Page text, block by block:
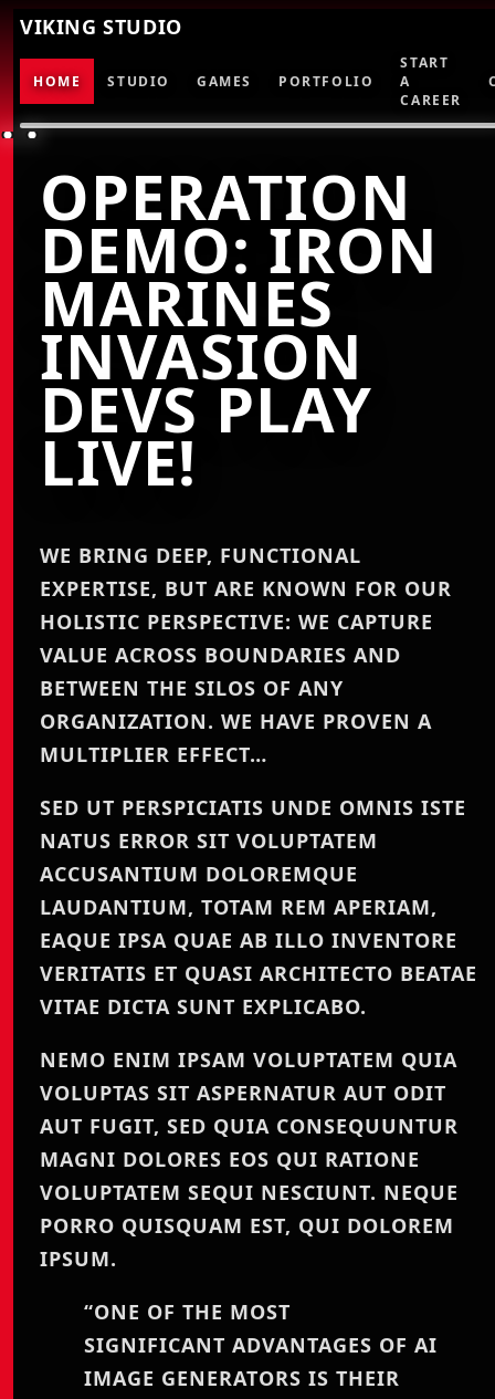
VIKING STUDIO
HOME STUDIO GAMES PORTFOLIO
START
A
CAREER
OPERATION
DEMO: IRON
MARINES
INVASION
DEVS PLAY
LIVE!
WE BRING DEEP, FUNCTIONAL
EXPERTISE, BUT ARE KNOWN FOR OUR
HOLISTIC PERSPECTIVE: WE CAPTURE
VALUE ACROSS BOUNDARIES AND
BETWEEN THE SILOS OF ANY
ORGANIZATION. WE HAVE PROVEN A
MULTIPLIER EFFECT…
SED UT PERSPICIATIS UNDE OMNIS ISTE
NATUS ERROR SIT VOLUPTATEM
ACCUSANTIUM DOLOREMQUE
LAUDANTIUM, TOTAM REM APERIAM,
EAQUE IPSA QUAE AB ILLO INVENTORE
VERITATIS ET QUASI ARCHITECTO BEATAE
VITAE DICTA SUNT EXPLICABO.
NEMO ENIM IPSAM VOLUPTATEM QUIA
VOLUPTAS SIT ASPERNATUR AUT ODIT
AUT FUGIT, SED QUIA CONSEQUUNTUR
MAGNI DOLORES EOS QUI RATIONE
VOLUPTATEM SEQUI NESCIUNT. NEQUE
PORRO QUISQUAM EST, QUI DOLOREM
IPSUM.
“ONE OF THE MOST
SIGNIFICANT ADVANTAGES OF AI
IMAGE GENERATORS IS THEIR